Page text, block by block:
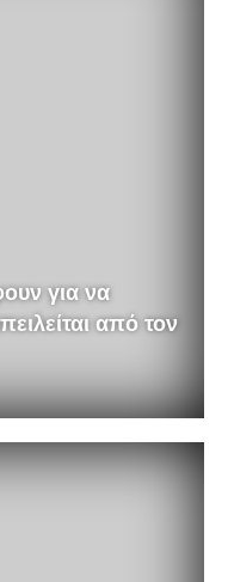
για να
από τον